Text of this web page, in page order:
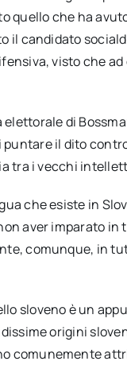
che ha
il candidato
visto che
di
puntare il dito
tra i vecchi
che esiste in
aver imparato
comunque, in
sloveno è un
origini
comunemente